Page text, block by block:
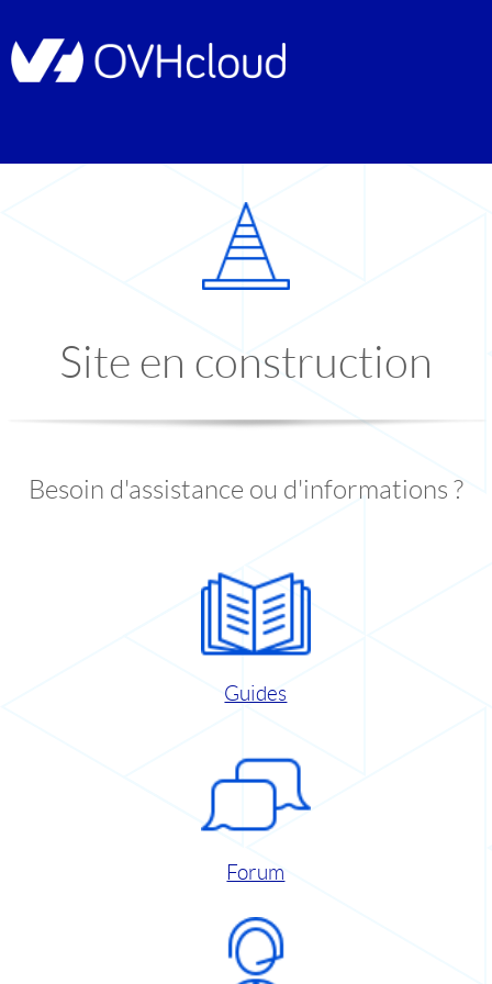
Site en construction
Besoin d'assistance ou d'informations ?
Guides
Forum